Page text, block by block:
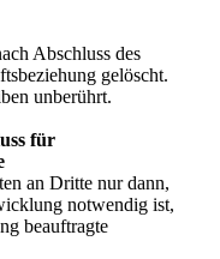
Abschluss des
gelöscht.
unberührt.
für
an Dritte nur dann,
notwendig ist,
beauftragte